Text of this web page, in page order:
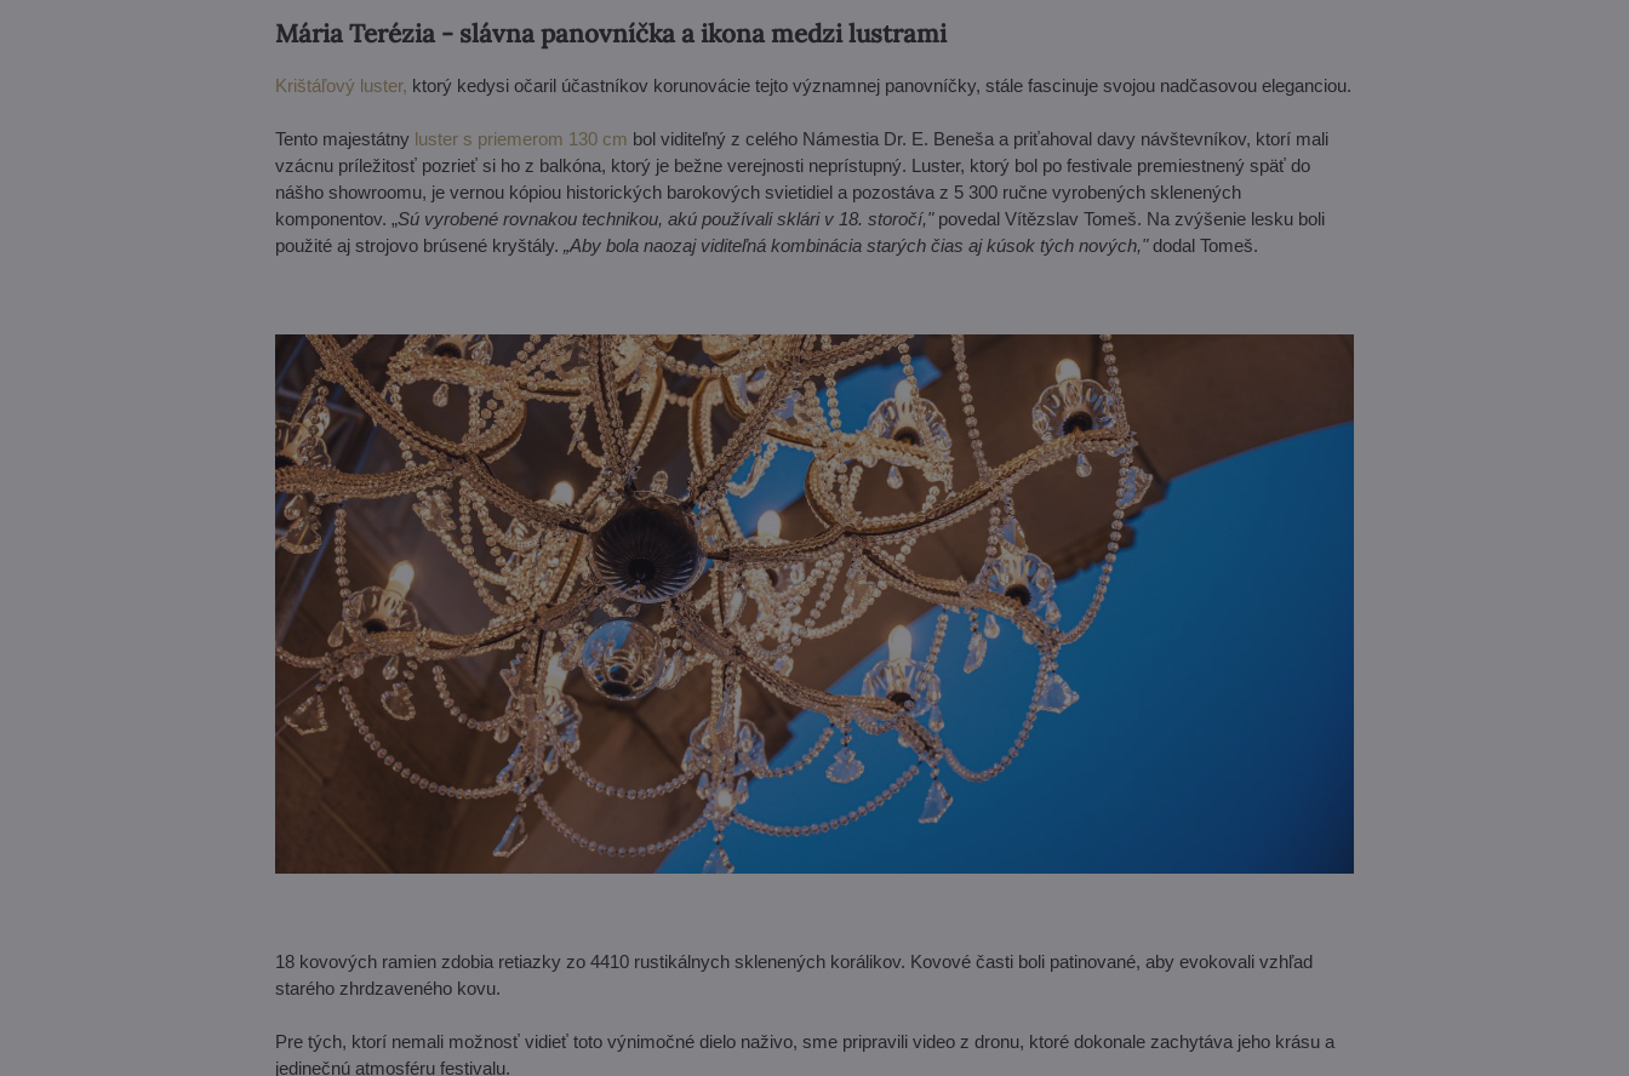
Mária Terézia - slávna panovníčka a ikona medzi lustrami
Krištáľový luster, ktorý kedysi očaril účastníkov korunovácie tejto významnej panovníčky, stále fascinuje svojou nadčasovou eleganciou.
Tento majestátny luster s priemerom 130 cm bol viditeľný z celého Námestia Dr. E. Beneša a priťahoval davy návštevníkov, ktorí mali
vzácnu príležitosť pozrieť si ho z balkóna, ktorý je bežne verejnosti neprístupný. Luster, ktorý bol po festivale premiestnený späť do
nášho showroomu, je vernou kópiou historických barokových svietidiel a pozostáva z 5 300 ručne vyrobených sklenených
komponentov. „Sú vyrobené rovnakou technikou, akú používali sklári v 18. storočí,"povedal Vítězslav Tomeš. Na zvýšenie lesku boli
použité aj strojovo brúsené kryštály. „Aby bola naozaj viditeľná kombinácia starých čias aj kúsok tých nových,"dodal Tomeš.
18 kovových ramien zdobia retiazky zo 4410 rustikálnych sklenených korálikov. Kovové časti boli patinované, aby evokovali vzhľad
starého zhrdzaveného kovu.
Pre tých, ktorí nemali možnosť vidieť toto výnimočné dielo naživo, sme pripravili video z dronu, ktoré dokonale zachytáva jeho krásu a
jedinečnú atmosféru festivalu.